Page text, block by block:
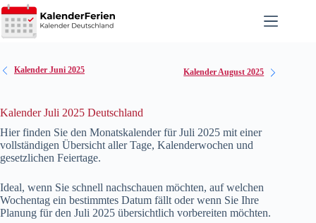
Zum
Inhalt
springen
Kalender Juni 2025 Kalender August 2025
Kalender Juli 2025 Deutschland
Hier finden Sie den Monatskalender für Juli 2025 mit einer
vollständigen Übersicht aller Tage, Kalenderwochen und
gesetzlichen Feiertage.
Ideal, wenn Sie schnell nachschauen möchten, auf welchen
Wochentag ein bestimmtes Datum fällt oder wenn Sie Ihre
Planung für den Juli 2025 übersichtlich vorbereiten möchten.